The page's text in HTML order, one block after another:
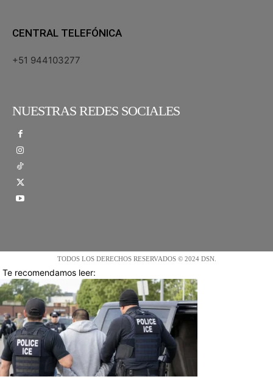
CENTRAL TELEFÓNICA
+51 944103277
NUESTRAS REDES SOCIALES
TODOS LOS DERECHOS RESERVADOS © 2024 DSN.
Te recomendamos leer: